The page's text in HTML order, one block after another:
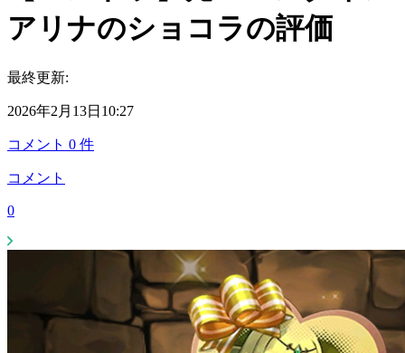
アリナのショコラの評価
最終更新:
2026年2月13日10:27
コメント 0 件
コメント
0